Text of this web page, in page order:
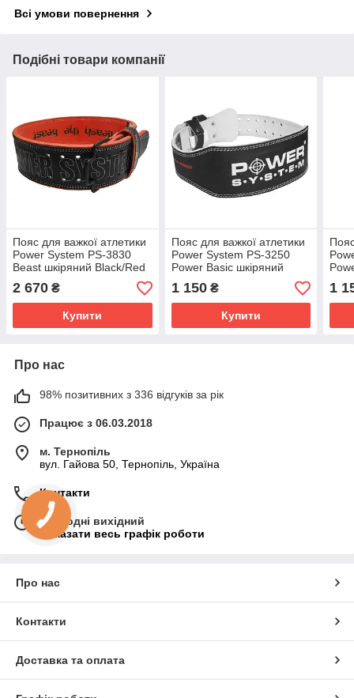
Всі умови повернення
Подібні товари компанії
Пояс для важкої атлетики
Power System PS-3830
Beast шкіряний Black/Red
L
2 670 ₴
Купити
Пояс для важкої атлетики
Power System PS-3250
Power Basic шкіряний
Black S
1 150₴
Купити
1
Про нас
98% позитивних з 336 відгуків за рік
Працює з 06.03.2018
м. Тернопіль
вул. Гайова 50, Тернопіль, Україна
Контакти
Сьогодні вихідний
Показати весь графік роботи
Про нас
Контакти
Доставка та оплата